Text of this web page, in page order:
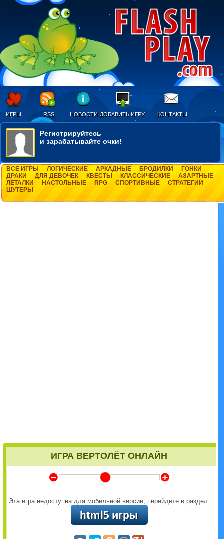
ИГРЫ RSS НОВОСТИ ДОБАВИТЬ ИГРУ КОНТАКТЫ
Регистрируйтесь
и зарабатывайте очки!
ВСЕ ИГРЫ ЛОГИЧЕСКИЕ АРКАДНЫЕ БРОДИЛКИ
ГОНКИ
ДРАКИ
ДЛЯ ДЕВОЧЕК КВЕСТЫ КЛАССИЧЕСКИЕ
АЗАРТНЫЕ
ЛЕТАЛКИ
НАСТОЛЬНЫЕ RPG СПОРТИВНЫЕ
СТРАТЕГИИ
ШУТЕРЫ
ИГРА ВЕРТОЛЁТ ОНЛАЙН
Y Z
Эта игра недоступна для мобильной версии, перейдите в раздел: